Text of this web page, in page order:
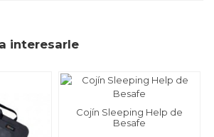
interesarle
Cojín Sleeping Help de
Besafe